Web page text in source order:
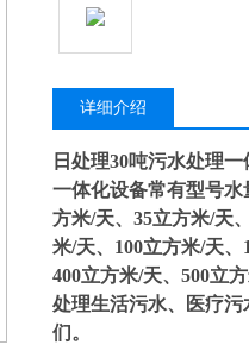
详细介绍
日处理30吨污水处理
一体化设备常有型号水
方米/天、35立方米/天
米/天、100立方米/天
400立方米/天、500立
处理生活污水、医疗
们。